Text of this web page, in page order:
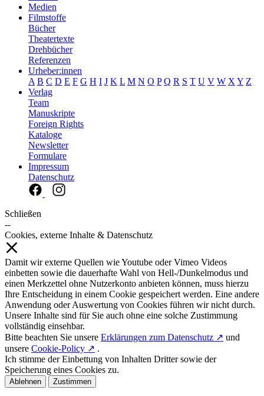
Medien
Filmstoffe
Bücher
Theatertexte
Drehbücher
Referenzen
Urheber:innen
A B C D E F G H I J K L M N O P Q R S T U V W X Y Z
Verlag
Team
Manuskripte
Foreign Rights
Kataloge
Newsletter
Formulare
Impressum
Datenschutz
Schließen
--
Cookies, externe Inhalte & Datenschutz
Damit wir externe Quellen wie Youtube oder Vimeo Videos
einbetten sowie die dauerhafte Wahl von Hell-/Dunkelmodus und
einen Merkzettel ohne Nutzerkonto anbieten können, muss hierzu
Ihre Entscheidung in einem Cookie gespeichert werden. Eine andere
Anwendung oder Auswertung von Cookies führen wir nicht durch.
Unsere Inhalte sind für Sie auch ohne eine solche Zustimmung
vollständig einsehbar.
Bitte beachten Sie unsere Erklärungen zum Datenschutz ↗ und
unsere Cookie-Policy ↗ .
Ich stimme der Einbettung von Inhalten Dritter sowie der
Speicherung eines Cookies zu.
Ablehnen Zustimmen